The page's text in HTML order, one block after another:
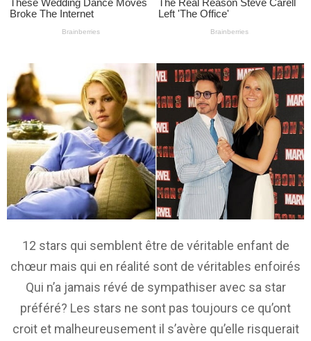
12 stars qui semblent être de véritable enfant de
chœur mais qui en réalité sont de véritables enfoirés
Qui n’a jamais révé de sympathiser avec sa star
préféré? Les stars ne sont pas toujours ce qu’ont
croit et malheureusement il s’avère qu’elle risquerait